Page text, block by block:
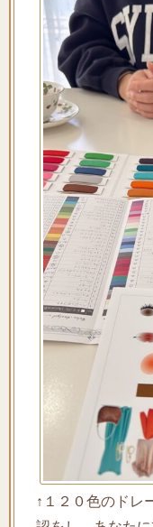
↑１２０色のドレ